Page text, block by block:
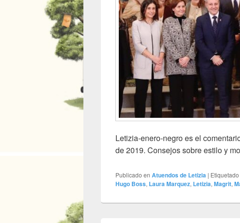
Letizia-enero-negro es el
de 2019. Consejos sobre estilo y
Publicado en Atuendos de Letizia | Etiquetado
Hugo Boss, Laura Marquez, Letizia, Magrit,